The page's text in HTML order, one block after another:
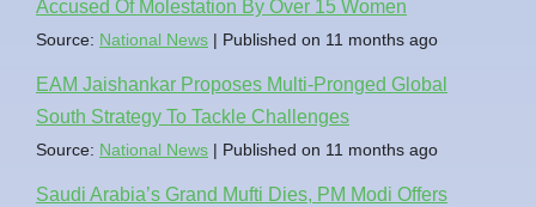
Accused Of Molestation By Over 15 Women
Source: National News Published on 11 months ago
EAM Jaishankar Proposes Multi-Pronged Global
South Strategy To Tackle Challenges
Source: National News Published on 11 months ago
Saudi Arabia’s Grand Mufti Dies, PM Modi Offers